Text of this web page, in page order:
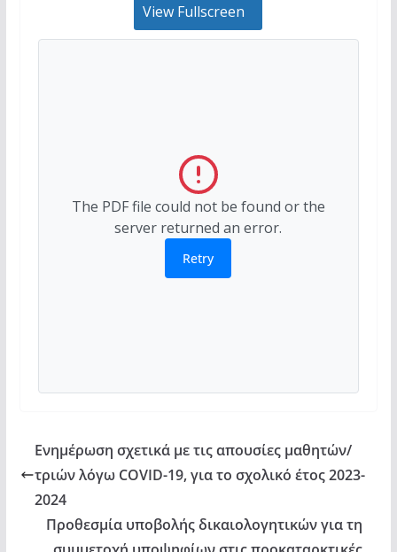
View Fullscreen
The PDF file could not be found or the
server returned an error.
Retry
Ενημέρωση σχετικά με τις απουσίες μαθητών/
τριών λόγω COVID-19, για το σχολικό έτος 2023-
2024
Προθεσμία υποβολής δικαιολογητικών για τη